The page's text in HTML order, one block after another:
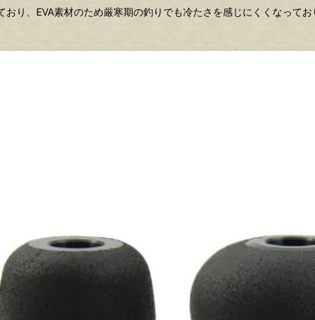
り、EVA素材のため厳寒期の釣りでも冷たさを感じにくくなってお